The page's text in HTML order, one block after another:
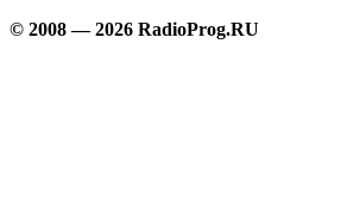
© 2008 — 2026 RadioProg.RU